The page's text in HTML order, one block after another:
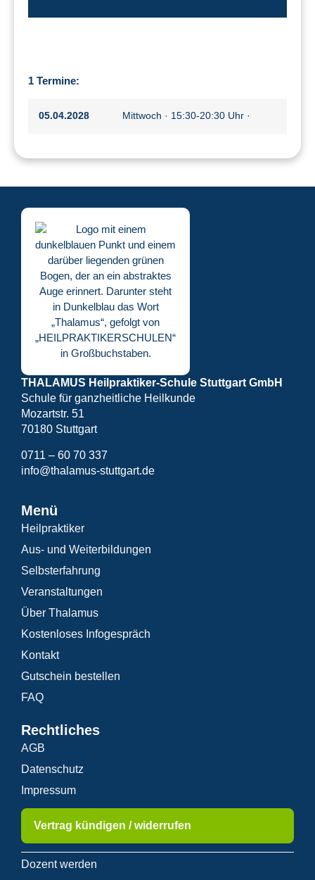
1 Termine:
05.04.2028 Mittwoch · 15:30-20:30 Uhr ·
THALAMUS Heilpraktiker-Schule Stuttgart GmbH
Schule für ganzheitliche Heilkunde
Mozartstr. 51
70180 Stuttgart
0711 – 60 70 337
info@thalamus-stuttgart.de
Menü
Heilpraktiker
Aus- und Weiterbildungen
Selbsterfahrung
Veranstaltungen
Über Thalamus
Kostenloses Infogespräch
Kontakt
Gutschein bestellen
FAQ
Rechtliches
AGB
Datenschutz
Impressum
Vertrag kündigen / widerrufen
Dozent werden